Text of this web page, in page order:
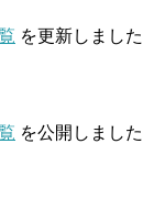
を更新しました
を公開しました